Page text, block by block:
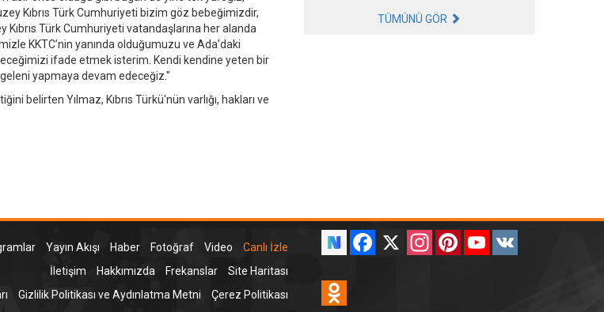
Kıbrıs Türk Cumhuriyeti bizim göz bebeğimizdir,
Türk Cumhuriyeti vatandaşlarına her alanda
KKTC’nin yanında olduğumuzu ve Ada’daki
ifade etmek isterim. Kendi kendine yeten bir
yapmaya devam edeceğiz."
belirten Yılmaz, Kıbrıs Türkü'nün varlığı, hakları ve
TÜMÜNÜ GÖR
Yayın Akışı Haber Fotoğraf Video
Canlı İzle
İletişim
Hakkımızda Frekanslar
Site Haritası
Gizlilik Politikası ve Aydınlatma Metni Çerez Politikası
Facebook
X InstagramPinterestYouTube